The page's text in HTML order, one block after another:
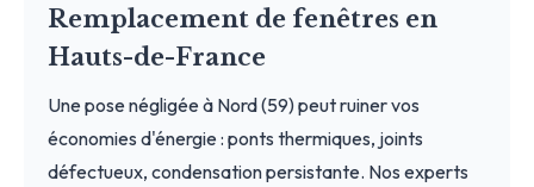
Remplacement de fenêtres en
Hauts-de-France
Une pose négligée à Nord (59) peut ruiner vos
économies d'énergie : ponts thermiques, joints
défectueux, condensation persistante. Nos experts